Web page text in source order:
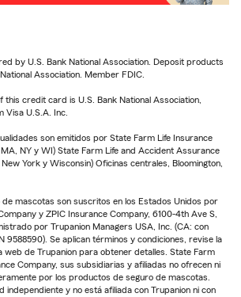
by U.S. Bank National Association. Deposit products
Association. Member FDIC.
credit card is U.S. Bank National Association,
Visa U.S.A. Inc.
son emitidos por State Farm Life Insurance
MA, NY y WI) State Farm Life and Accident Assurance
York y Wisconsin) Oficinas centrales, Bloomington,
de mascotas son suscritos en los Estados Unidos por
y ZPIC Insurance Company, 6100-4th Ave S,
por Trupanion Managers USA, Inc. (CA: con
9588590). Se aplican términos y condiciones, revise la
web de Trupanion para obtener detalles. State Farm
Company, sus subsidiarias y afiliadas no ofrecen ni
por los productos de seguro de mascotas.
independiente y no está afiliada con Trupanion ni con